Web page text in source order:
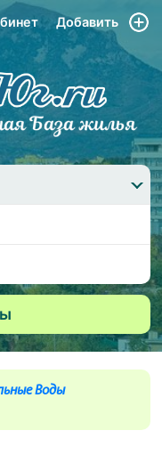
Добавить
Воды